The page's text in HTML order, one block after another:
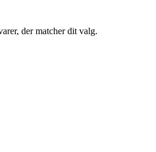
der matcher dit valg.